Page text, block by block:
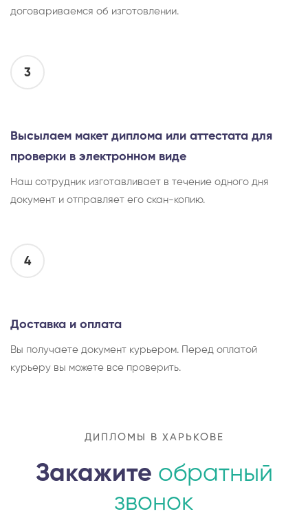
договариваемся об изготовлении.
3
Высылаем макет диплома или аттестата для
проверки в электронном виде
Наш сотрудник изготавливает в течение одного дня
документ и отправляет его скан-копию.
4
Доставка и оплата
Вы получаете документ курьером. Перед оплатой
курьеру вы можете все проверить.
ДИПЛОМЫ В ХАРЬКОВЕ
Закажите обратный
звонок